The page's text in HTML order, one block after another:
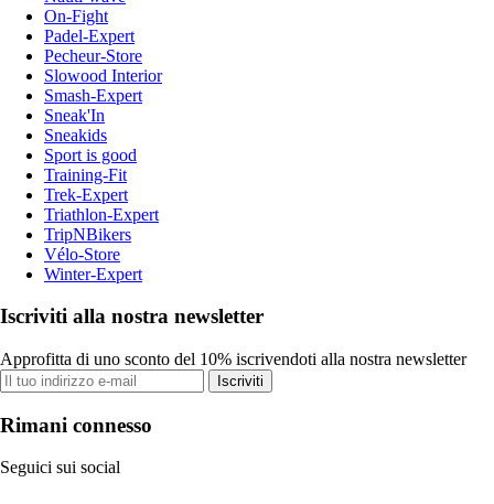
On-Fight
Padel-Expert
Pecheur-Store
Slowood Interior
Smash-Expert
Sneak'In
Sneakids
Sport is good
Training-Fit
Trek-Expert
Triathlon-Expert
TripNBikers
Vélo-Store
Winter-Expert
Iscriviti alla nostra newsletter
Approfitta di uno sconto del 10% iscrivendoti alla nostra newsletter
Iscriviti
Rimani connesso
Seguici sui social